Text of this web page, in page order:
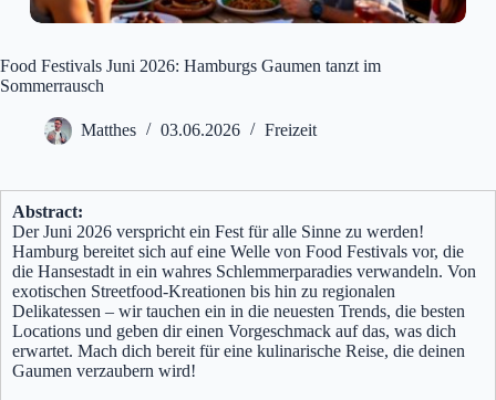
Food Festivals Juni 2026: Hamburgs Gaumen tanzt im
Sommerrausch
Matthes 03.06.2026 Freizeit
Abstract:
Der Juni 2026 verspricht ein Fest für alle Sinne zu werden!
Hamburg bereitet sich auf eine Welle von Food Festivals vor, die
die Hansestadt in ein wahres Schlemmerparadies verwandeln. Von
exotischen Streetfood-Kreationen bis hin zu regionalen
Delikatessen – wir tauchen ein in die neuesten Trends, die besten
Locations und geben dir einen Vorgeschmack auf das, was dich
erwartet. Mach dich bereit für eine kulinarische Reise, die deinen
Gaumen verzaubern wird!